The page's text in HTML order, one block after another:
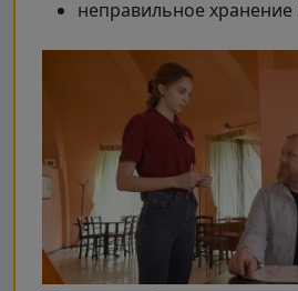
неправильное хранение